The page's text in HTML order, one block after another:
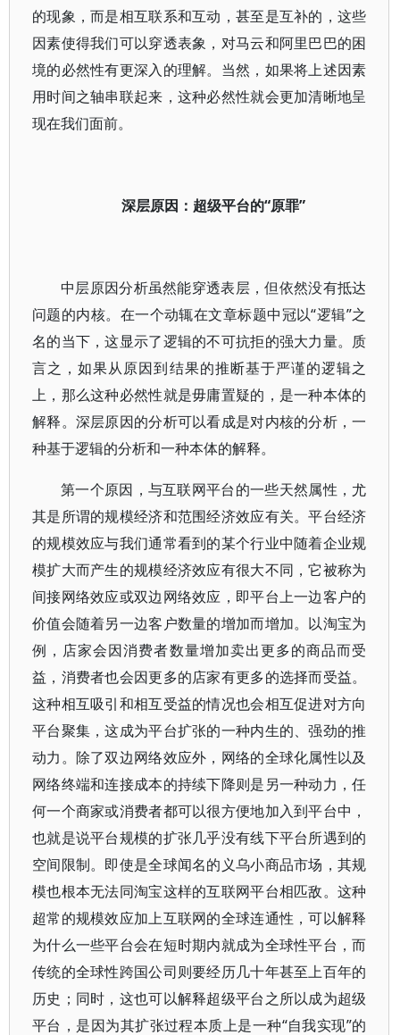
的现象，而是相互联系和互动，甚至是互补的，这些
因素使得我们可以穿透表象，对马云和阿里巴巴的困
境的必然性有更深入的理解。当然，如果将上述因素
用时间之轴串联起来，这种必然性就会更加清晰地呈
现在我们面前。
深层原因：超级平台的“原罪”
中层原因分析虽然能穿透表层，但依然没有抵达
问题的内核。在一个动辄在文章标题中冠以“逻辑”之
名的当下，这显示了逻辑的不可抗拒的强大力量。质
言之，如果从原因到结果的推断基于严谨的逻辑之
上，那么这种必然性就是毋庸置疑的，是一种本体的
解释。深层原因的分析可以看成是对内核的分析，一
种基于逻辑的分析和一种本体的解释。
第一个原因，与互联网平台的一些天然属性，尤
其是所谓的规模经济和范围经济效应有关。平台经济
的规模效应与我们通常看到的某个行业中随着企业规
模扩大而产生的规模经济效应有很大不同，它被称为
间接网络效应或双边网络效应，即平台上一边客户的
价值会随着另一边客户数量的增加而增加。以淘宝为
例，店家会因消费者数量增加卖出更多的商品而受
益，消费者也会因更多的店家有更多的选择而受益。
这种相互吸引和相互受益的情况也会相互促进对方向
平台聚集，这成为平台扩张的一种内生的、强劲的推
动力。除了双边网络效应外，网络的全球化属性以及
网络终端和连接成本的持续下降则是另一种动力，任
何一个商家或消费者都可以很方便地加入到平台中，
也就是说平台规模的扩张几乎没有线下平台所遇到的
空间限制。即使是全球闻名的义乌小商品市场，其规
模也根本无法同淘宝这样的互联网平台相匹敌。这种
超常的规模效应加上互联网的全球连通性，可以解释
为什么一些平台会在短时期内就成为全球性平台，而
传统的全球性跨国公司则要经历几十年甚至上百年的
历史；同时，这也可以解释超级平台之所以成为超级
平台，是因为其扩张过程本质上是一种“自我实现”的